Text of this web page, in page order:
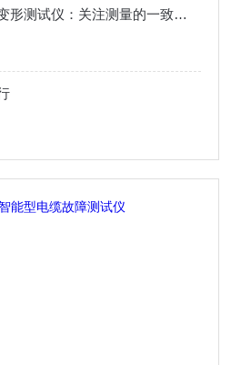
如何选择变压器绕组变形测试仪：关注测量的一致性与便捷性